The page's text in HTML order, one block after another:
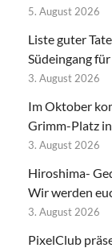
5. August 2026
Liste guter
Südeingang
3. August 2026
Im Oktober
Grimm-Platz
3. August 2026
Hiroshima-
Wir werden
3. August 2026
PixelClub